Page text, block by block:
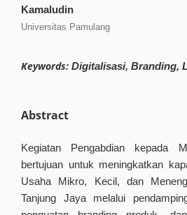
Kamaludin
Universitas Pamulang
Keywords: Digitalisasi, Branding,
Abstract
Kegiatan Pengabdian kepada
bertujuan untuk meningkatkan
Usaha Mikro, Kecil, dan
Tanjung Jaya melalui